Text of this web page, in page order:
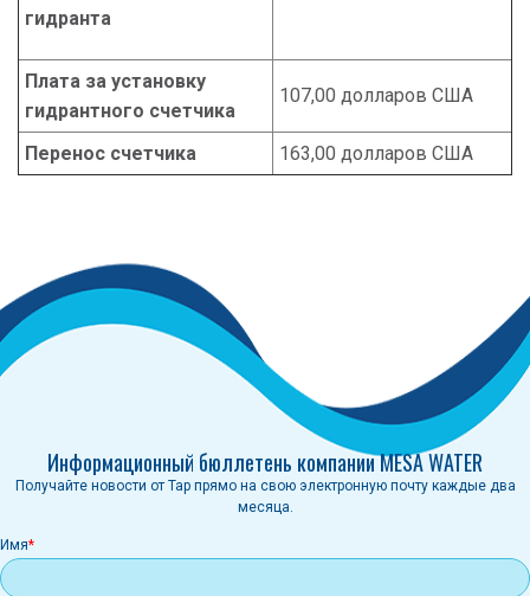
гидранта
Плата за установку
гидрантного счетчика
107,00 долларов США
Перенос счетчика 163,00 долларов США
Информационный бюллетень компании MESA WATER
Получайте новости от Tap прямо на свою электронную почту каждые два
месяца.
Имя